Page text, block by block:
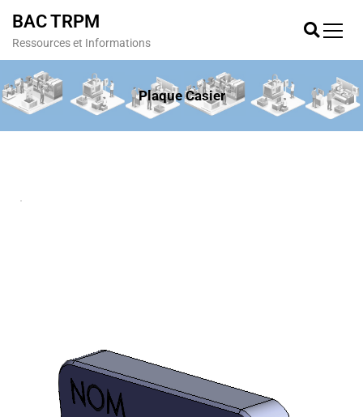
BAC TRPM
Ressources et Informations
Plaque Casier